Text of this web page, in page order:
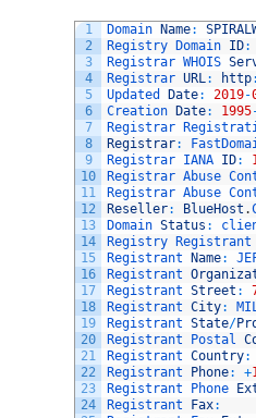
1
2
3
4
5
6
7
8
9
10
11
12
13
14
15
16
17
18
19
20
21
22
23
24
Domain Name:
Registry
Domain ID:
Registrar WHOIS
Registrar URL: http:
Updated
Date: 2019-
Creation
Date: 1995
Registrar
Registrar:
Registrar IANA ID:
Registrar Abuse
Registrar Abuse
Reseller: BlueHost .
Domain Status :
Registry
Registrant
Registrant
Name:
Registrant
Registrant Street :
Registrant City:
Registrant State/
Registrant
Postal
Registrant Country:
Registrant
Phone: +
Registrant
Phone
Registrant
Fax: